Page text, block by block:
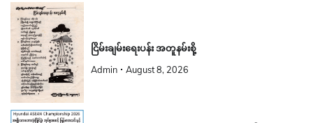
ငြိမ်းချမ်းရေးပန်း အတူနမ်းစို့
Admin August 8, 2026